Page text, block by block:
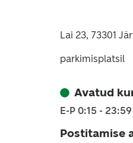
Lai 23, 73301
parkimisplatsil
Avatud
E-P 0:15 - 23:59
Postitamise